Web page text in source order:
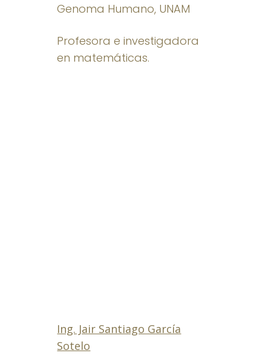
Genoma Humano, UNAM
Profesora e investigadora
en matemáticas.
Ing. Jair Santiago García
Sotelo